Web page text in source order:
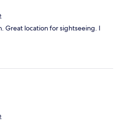
Great location for sightseeing. I